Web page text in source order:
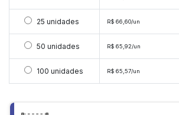
Selecionar 25 unidades
25 unidades R$ 66,60/un
Selecionar 50 unidades
50 unidades R$ 65,92/un
Selecionar 100 unidades
100 unidades R$ 65,57/un